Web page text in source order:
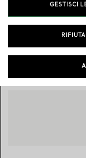
3200 South Las Vegas
GESTISCI